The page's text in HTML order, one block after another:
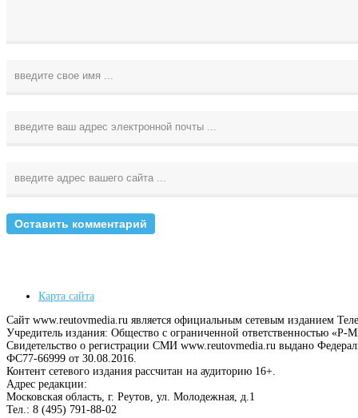
Карта сайта
Сайт www.reutovmedia.ru является официальным сетевым изданием
Учредитель издания: Общество с ограниченной ответственностью
Свидетельство о регистрации СМИ www.reutovmedia.ru выдано
ФС77-66999 от 30.08.2016.
Контент сетевого издания рассчитан на аудиторию 16+.
Адрес редакции:
Московская область, г. Реутов, ул. Молодежная, д.1
Тел.: 8 (495) 791-88-02